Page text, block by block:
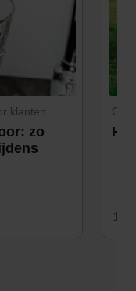
klanten
zo
1